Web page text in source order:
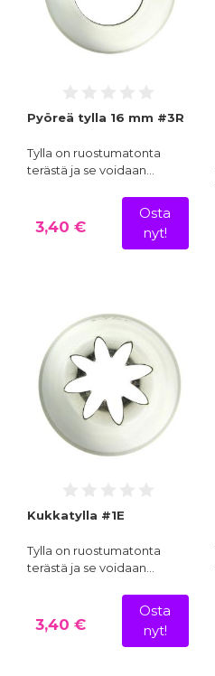
Pyöreä tylla 16 mm #3R
Tylla on ruostumatonta
terästä ja se voidaan…
3,40 €
Osta
nyt!
Kukkatylla #1E
Tylla on ruostumatonta
terästä ja se voidaan…
3,40 €
Osta
nyt!